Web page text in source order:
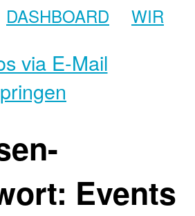
DASHBOARD WIR
via E-Mail
Events